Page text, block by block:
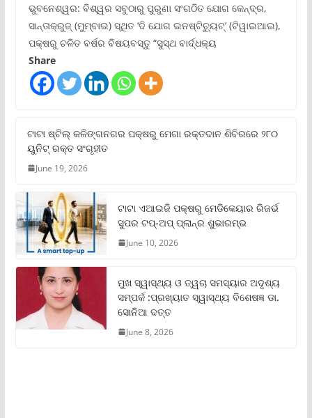
ଭୁବନେଶ୍ୱର: ବିଶ୍ୱର ସବୁଠାରୁ ପୁରୁଣା ସଂଗଠିତ ଯୋଗ କେନ୍ଦ୍ର,
ସାନ୍ତାକ୍ରୁଜ୍ (ମୁମ୍ବାଇ) ସ୍ଥିତ ‘ଦି ଯୋଗ ଇନଷ୍ଟିଚ୍ୟୁଟ୍‌’ (ଟିୱାଇଆଇ),
ପକ୍ଷରୁ ଚଳିତ ବର୍ଷର ବିଷୟବସ୍ତୁ “ସୁସ୍ଥ ବାର୍ଦ୍ଧକ୍ୟ
Share
ଟାଟା ଷ୍ଟିଲ୍‌ କଳିଙ୍ଗନଗର ପକ୍ଷରୁ ମେଗା ରକ୍ତଦାନ ଶିବିରରେ ୨୮୦
ୟୁନିଟ୍‌ ରକ୍ତ ସଂଗୃହୀତ
June 19, 2026
ଟାଟା ଏଆଇଜି ପକ୍ଷରୁ ମେଡିକେୟାର ରିଜର୍ଭ
ସୁପର ଟପ୍‌-ଅପ୍ ପ୍ଲାନ୍‌ର ଶୁଭାରମ୍ଭ
June 10, 2026
ମୁଖ ସ୍ୱାସ୍ଥ୍ୟ ଓ ତ୍ୱଚା ସମସ୍ୟାର ଅଦୃଶ୍ୟ
ସମ୍ପର୍କ :ପ୍ରଖ୍ୟାତ ସ୍ୱାସ୍ଥ୍ୟ ବିଶେଷଜ୍ଞ ଡା.
ସୋନିଆ ଦତ୍ତ
June 8, 2026